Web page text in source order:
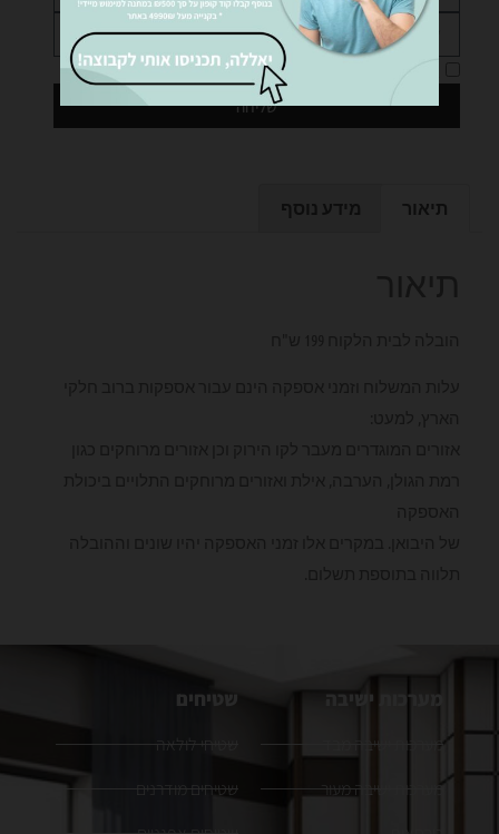
מדיניות הפרטיותשל האתר
שליחה
תיאור מידע נוסף
מערכות ישיבה
מערכות ישיבה מבד
מערכות ישיבה מעור
שטיחים
שטיחי לולאה
שטיחים מודרנים